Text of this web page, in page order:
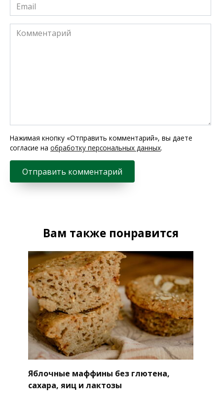
Email
*
Комментарий
Нажимая кнопку «Отправить комментарий», вы даете
согласие на обработку персональных данных.
Вам также понравится
Яблочные маффины без глютена,
сахара, яиц и лактозы